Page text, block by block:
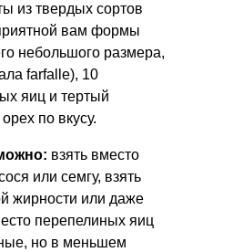
из твердых сортов
вам формы
небольшого размера,
farfalle), 10
яиц и тертый
по вкусу.
взять вместо
или семгу, взять
жирности или даже
перепелиных яиц
но в меньшем